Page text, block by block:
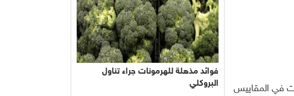
مرّة الفجوات في المقاييس
فوائد مذهلة للهرمونات جراء تناول
البروكلي